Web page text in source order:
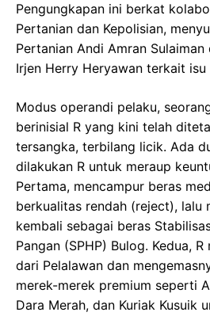
Pengungkapan ini berkat
Pertanian dan Kepolisian,
Pertanian Andi Amran Sulaiman
Irjen Herry Heryawan terkait isu
Modus operandi pelaku,
berinisial R yang kini telah
tersangka, terbilang licik. Ada
dilakukan R untuk meraup
Pertama, mencampur beras
berkualitas rendah (reject), lalu
kembali sebagai beras
Pangan (SPHP) Bulog. Kedua,
dari Pelalawan dan
merek-merek premium seperti
Dara Merah, dan Kuriak Kusuik